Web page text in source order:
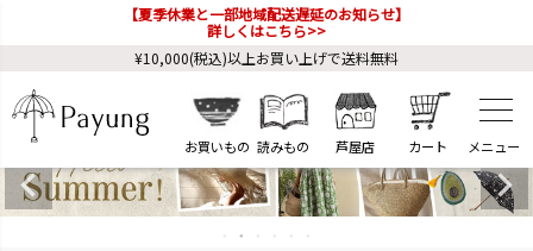
【夏季休業と一部地域配送遅延のお知らせ】
詳しくはこちら>>
¥10,000(税込)以上お買い上げで送料無料
お買いもの 読みもの 芦屋店 カート